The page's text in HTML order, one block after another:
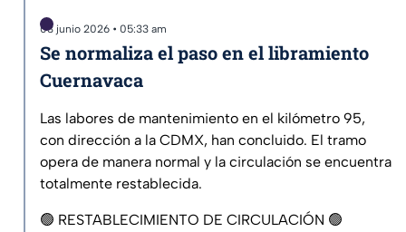
03 junio 2026 • 05:33 am
Se normaliza el paso en el libramiento
Cuernavaca
Las labores de mantenimiento en el kilómetro 95,
con dirección a la CDMX, han concluido. El tramo
opera de manera normal y la circulación se encuentra
totalmente restablecida.
🟢 RESTABLECIMIENTO DE CIRCULACIÓN 🟢